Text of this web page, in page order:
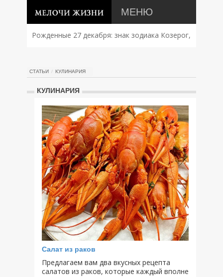
МЕНЮ
Рожденные 27 декабря: знак зодиака Козерог,
СТАТЬИ КУЛИНАРИЯ
КУЛИНАРИЯ
Салат из раков
Предлагаем вам два вкусных рецепта
салатов из раков, которые каждый вполне